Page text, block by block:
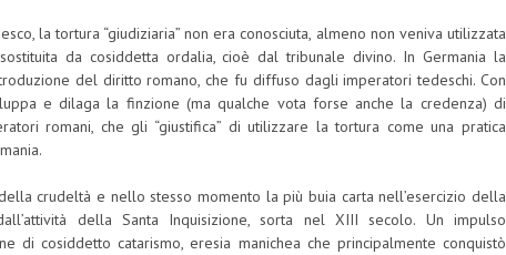
la tortura “giudiziaria” non era conosciuta, almeno non veniva utilizzata
da cosiddetta ordalia, cioè dal tribunale divino. In Germania la
del diritto romano, che fu diffuso dagli imperatori tedeschi. Con
e dilaga la finzione (ma qualche vota forse anche la credenza) di
romani, che gli “giustifica” di utilizzare la tortura come una pratica
crudeltà e nello stesso momento la più buia carta nell’esercizio della
della Santa Inquisizione, sorta nel XIII secolo. Un impulso
di cosiddetto catarismo, eresia manichea che principalmente conquistò